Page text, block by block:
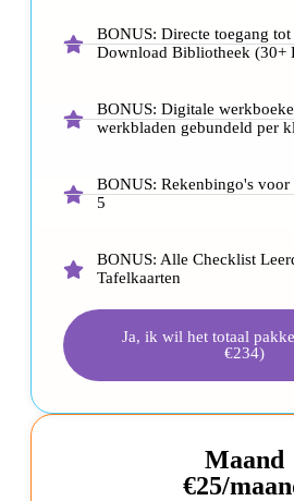
BONUS: Directe toegang
Download Bibliotheek (30+
BONUS: Digitale
werkbladen gebundeld per
BONUS: Rekenbingo's voor
5
BONUS: Alle Checklist
Tafelkaarten
Ja, ik wil het totaal
€234)
Maand
€25/